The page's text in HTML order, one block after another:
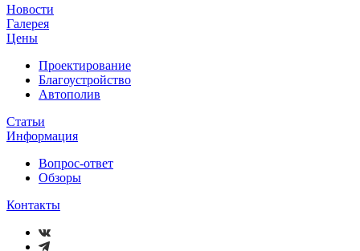
Новости
Галерея
Цены
Проектирование
Благоустройство
Автополив
Статьи
Информация
Вопрос-ответ
Обзоры
Контакты